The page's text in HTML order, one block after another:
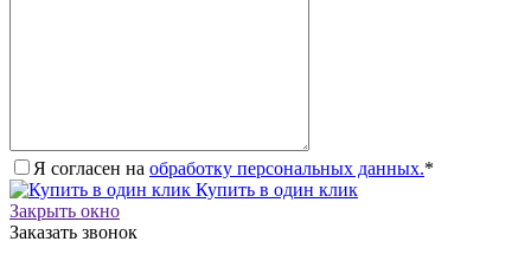
Я согласен на обработку персональных данных.*
Купить в один клик
Закрыть окно
Заказать звонок